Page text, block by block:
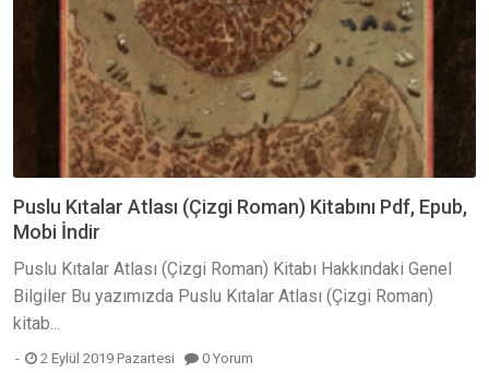
Puslu Kıtalar Atlası (Çizgi Roman) Kitabını Pdf, Epub,
Mobi İndir
Puslu Kıtalar Atlası (Çizgi Roman) Kitabı Hakkındaki Genel
Bilgiler Bu yazımızda Puslu Kıtalar Atlası (Çizgi Roman)
kitab...
2 Eylül 2019 Pazartesi 0 Yorum